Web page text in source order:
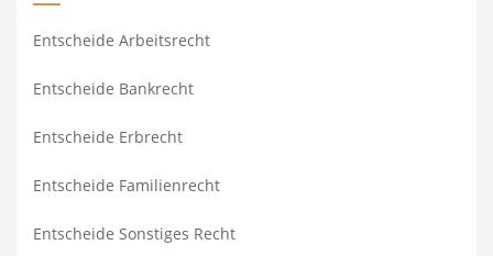
Entscheide Arbeitsrecht
Entscheide Bankrecht
Entscheide Erbrecht
Entscheide Familienrecht
Entscheide Sonstiges Recht